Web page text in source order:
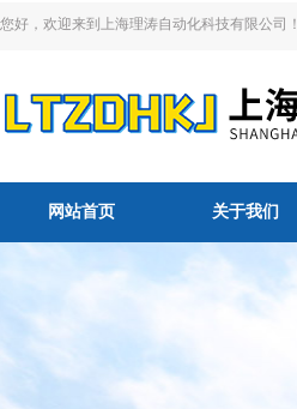
您好，欢迎来到上海理涛自动化科技有限公司！
网站首页 关于我们